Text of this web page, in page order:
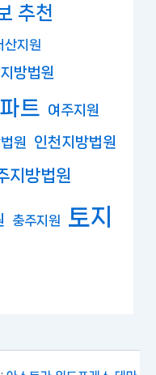
추천
산지원
방법원
트 여주지원
원 인천지방법원
지방법원
충주지원 토지